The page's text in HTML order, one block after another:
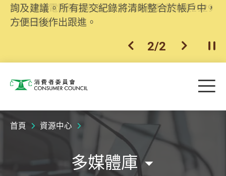
問，請致電防騙易熱線18222或消委會熱線2929
2222查詢。
詢及建議。所有提交紀錄將清晰整合於帳戶中，
方便日後作出跟進。
上一個
2/2 下一個開
消費者委員會 目
首頁 資源中心
多媒體庫